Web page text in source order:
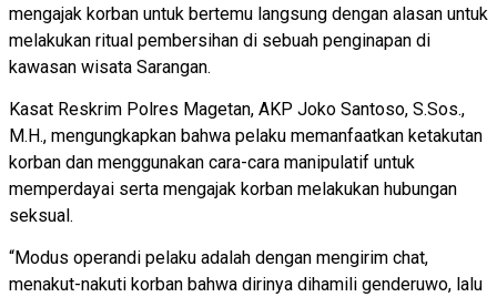
mengajak korban untuk bertemu langsung dengan alasan untuk
melakukan ritual pembersihan di sebuah penginapan di
kawasan wisata Sarangan.
Kasat Reskrim Polres Magetan, AKP Joko Santoso, S.Sos.,
M.H., mengungkapkan bahwa pelaku memanfaatkan ketakutan
korban dan menggunakan cara-cara manipulatif untuk
memperdayai serta mengajak korban melakukan hubungan
seksual.
“Modus operandi pelaku adalah dengan mengirim chat,
menakut-nakuti korban bahwa dirinya dihamili genderuwo, lalu